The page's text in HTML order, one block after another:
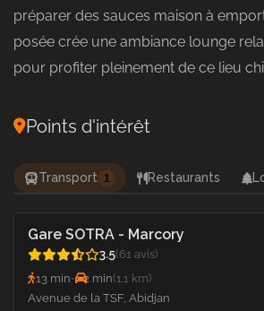
préparer des sauces maison à
posée crée une ambiance lounge
pour profiter pleinement de ce lieu
Points d'intérêt
Transport 1 Restaurants
Gare SOTRA - Marcory
3.5(61 avis)
13 min• 2 min(1.1 km)
Avenue de la TSF, Abidjan